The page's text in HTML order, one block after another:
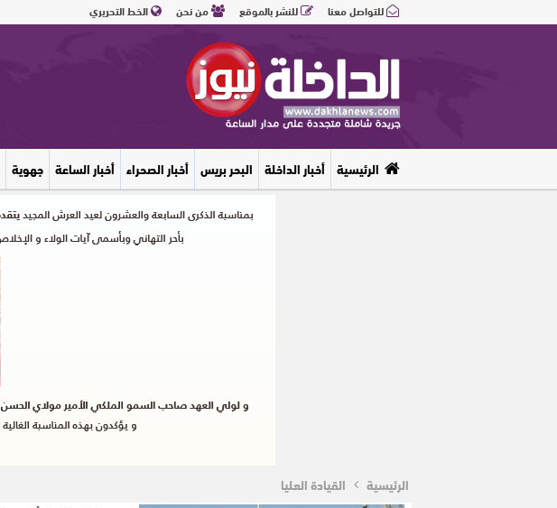
للتواصل معنا للنشر بالموقع من نحن الخط التحريري
الرئيسية أخبار الداخلة البحر بريس أخبار الصحراء أخبار الساعة جهوية
الرئيسية القيادة العليا